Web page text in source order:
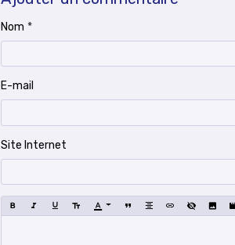
Nom
E-mail
Site Internet